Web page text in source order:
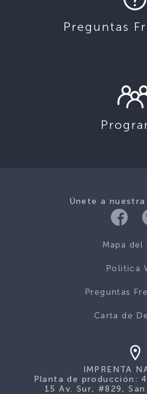
Preguntas
Únete a
Mapa del
Politica
Preguntas
Carta de
IMPRENTA
Planta de producción:
15 Av. Sur, #829,